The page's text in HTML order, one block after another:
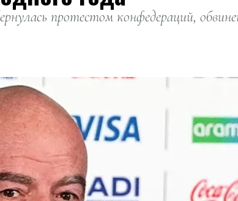
протестом конфедераций,